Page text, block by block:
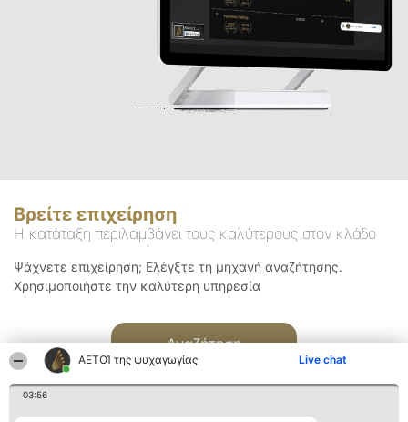
ΑΕΤΟΊ της ψυχαγωγίας Live chat
03:56
Βρείτε επιχείρηση
Η κατάταξη περιλαμβάνει τους καλύτερους στον κλάδο
Ψάχνετε επιχείρηση; Ελέγξτε τη μηχανή αναζήτησης.
Χρησιμοποιήστε την καλύτερη υπηρεσία
Αναζήτηση